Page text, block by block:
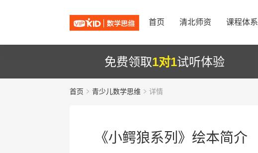
首页 清北师资 课程体系
免费领取1对1试听体验
首页 青少儿数学思维 详情
《小鳄狼系列》绘本简介